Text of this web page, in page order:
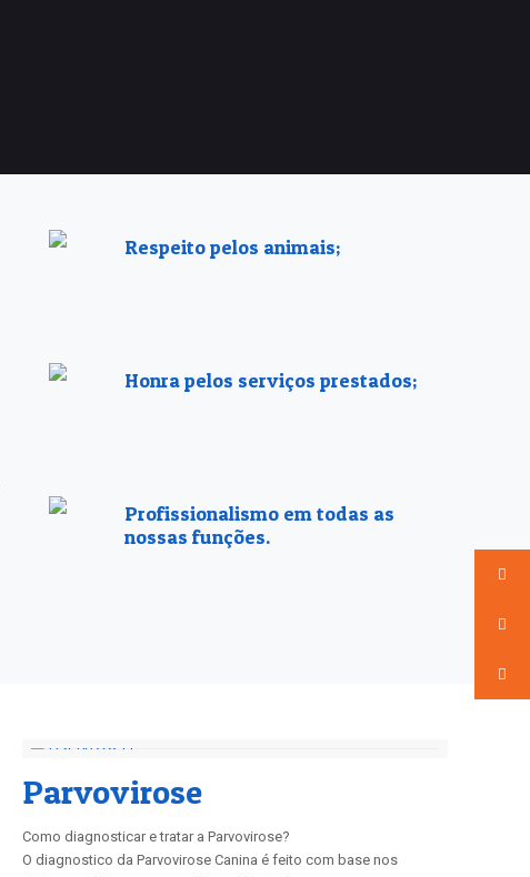
Respeito pelos animais;
Honra pelos serviços prestados;
Profissionalismo em todas as
nossas funções.
Parvovirose
Como diagnosticar e tratar a Parvovirose?
O diagnostico da Parvovirose Canina é feito com base nos